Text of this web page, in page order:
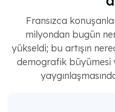
Fransızca
milyondan bugün
yükseldi; bu artışın
demografik büyümesi